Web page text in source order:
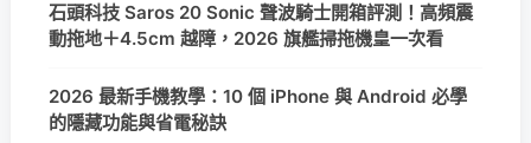
石頭科技 Saros 20 Sonic 聲波騎士開箱評測！高頻震
動拖地＋4.5cm 越障，2026 旗艦掃拖機皇一次看
2026 最新手機教學：10 個 iPhone 與 Android 必學
的隱藏功能與省電秘訣